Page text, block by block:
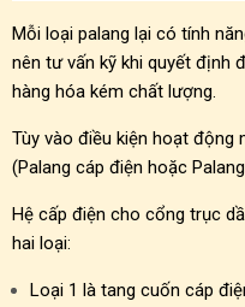
Mỗi loại palang lại có tính
nên tư vấn kỹ khi quyết định
hàng hóa kém chất lượng.
Tùy vào điều kiện hoạt
(Palang cáp điện hoặc
Hệ cấp điện cho cổng trục
hai loại:
Loại 1 là tang cuốn cáp